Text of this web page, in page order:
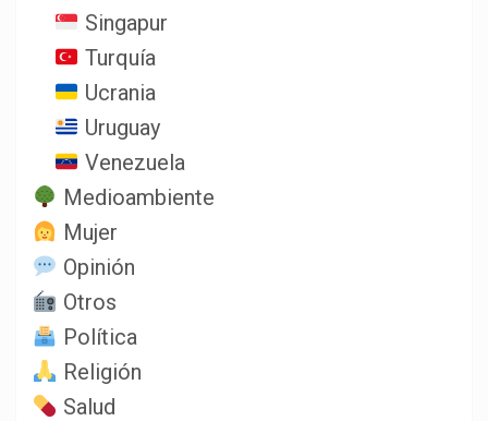
Singapur
Turquía
Ucrania
Uruguay
Venezuela
Medioambiente
Mujer
Opinión
Otros
Política
Religión
Salud